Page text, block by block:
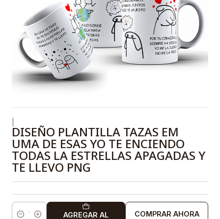
DISEÑO PLANTILLA TAZAS EM
UMA DE ESAS YO TE ENCIENDO
TODAS LA ESTRELLAS APAGADAS Y
TE LLEVO PNG
AGREGAR AL
COMPRAR AHORA